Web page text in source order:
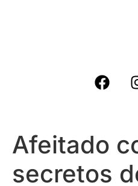
Afeitado
secretos